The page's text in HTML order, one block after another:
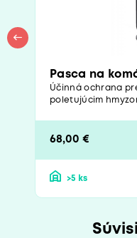
Pasca na
Účinná ochrana
poletujúcim
68,00 €
>5 ks